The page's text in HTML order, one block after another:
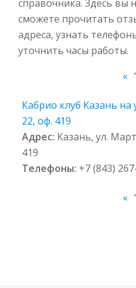
справочника. Здесь вы
сможете прочитать
адреса, узнать
уточнить часы работы.
«
Кабрио клуб Казань
22, оф. 419
Адрес: Казань, ул.
419
Телефоны: +7 (843)
«